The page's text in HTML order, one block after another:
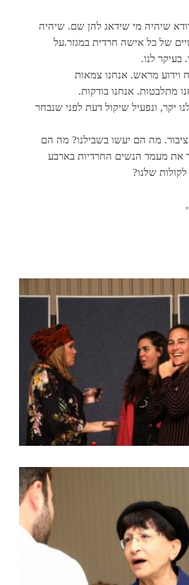
שיהיה מי שידאג להן שם. שיהיה
של כל אישה חרדית במגזר.על
בעיקר לנו.
וידוע מראש. אנחנו צמאות
מתלבטות. אנחנו בודקות.
יקר, ונפעיל שיקול דעת לפני שנבחר
מה הם יעשו בשבילנו? מה הם
את מעמד הנשים החרדיות בארבע
שלנו?